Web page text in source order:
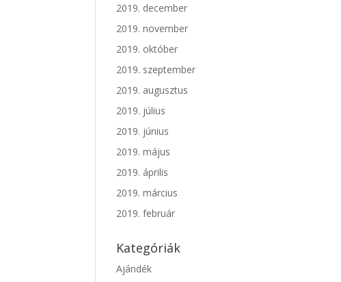
2019. december
2019. november
2019. október
2019. szeptember
2019. augusztus
2019. július
2019. június
2019. május
2019. április
2019. március
2019. február
Kategóriák
Ajándék